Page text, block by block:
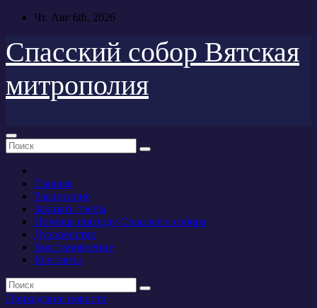
Перейти
содержимому
Чт. Авг 6th, 2026
Спасский собор Вятская
митрополия
Главная
Расписание
Заказать требы
Помощь приходу Спасского собора
Духовенство
Восстановление
Контакты
Приходские новости